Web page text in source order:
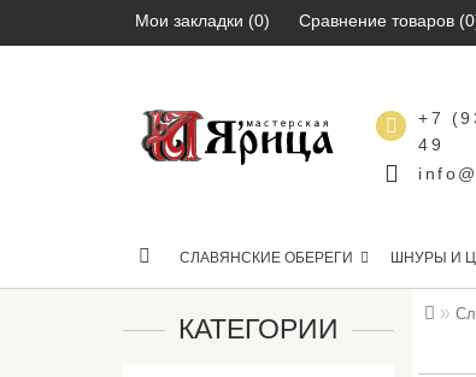
Мои закладки (0) Сравнение товаров
+7
49
СЛАВЯНСКИЕ ОБЕРЕГИ ШНУРЫ И
КАТЕГОРИИ